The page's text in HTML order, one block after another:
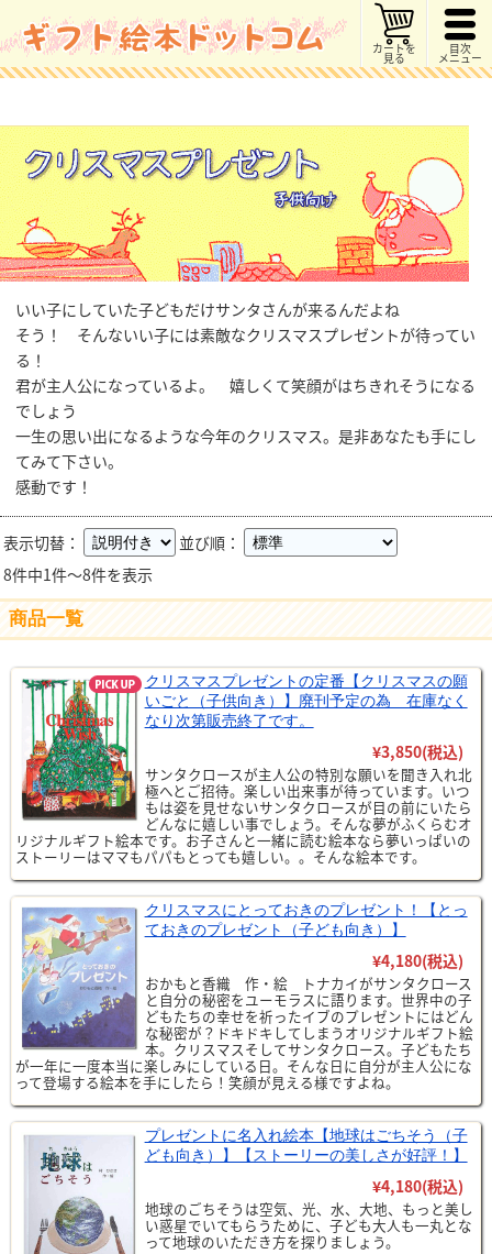
カートを
見る
目次
メニュー
いい子にしていた子どもだけサンタさんが来るんだよね
そう！ そんないい子には素敵なクリスマスプレゼントが待ってい
る！
君が主人公になっているよ。 嬉しくて笑顔がはちきれそうになる
でしょう
一生の思い出になるような今年のクリスマス。是非あなたも手にし
てみて下さい。
感動です！
表示切替：
並び順：
8件中1件～8件を表示
商品一覧
クリスマスプレゼントの定番【クリスマスの願
いごと（子供向き）】廃刊予定の為 在庫なく
なり次第販売終了です。
¥3,850(税込)
サンタクロースが主人公の特別な願いを聞き入れ北
極へとご招待。楽しい出来事が待っています。いつ
もは姿を見せないサンタクロースが目の前にいたら
どんなに嬉しい事でしょう。そんな夢がふくらむオ
リジナルギフト絵本です。お子さんと一緒に読む絵本なら夢いっぱいの
ストーリーはママもパパもとっても嬉しい。。そんな絵本です。
クリスマスにとっておきのプレゼント！【とっ
ておきのプレゼント（子ども向き）】
¥4,180(税込)
おかもと香織 作・絵 トナカイがサンタクロース
と自分の秘密をユーモラスに語ります。世界中の子
どもたちの幸せを祈ったイブのプレゼントにはどん
な秘密が？ドキドキしてしまうオリジナルギフト絵
本。クリスマスそしてサンタクロース。子どもたち
が一年に一度本当に楽しみにしている日。そんな日に自分が主人公にな
って登場する絵本を手にしたら！笑顔が見える様ですよね。
プレゼントに名入れ絵本【地球はごちそう（子
ども向き）】【ストーリーの美しさが好評！】
¥4,180(税込)
地球のごちそうは空気、光、水、大地、もっと美し
い惑星でいてもらうために、子ども大人も一丸とな
って地球のいただき方を探りましょう。